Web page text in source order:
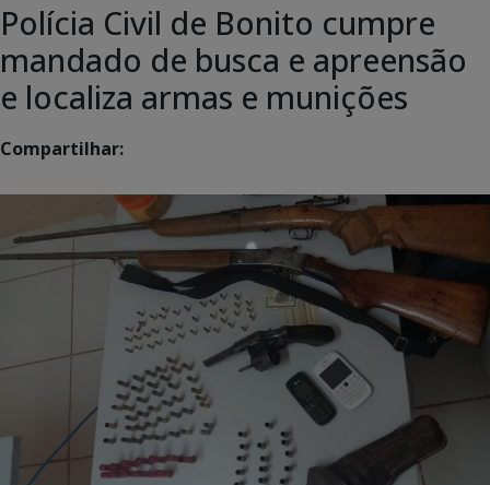
Polícia Civil de Bonito cumpre
mandado de busca e apreensão
e localiza armas e munições
Compartilhar: